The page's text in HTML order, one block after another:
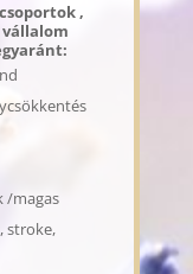
,
/magas
stroke,